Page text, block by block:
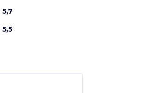
5,7
5,5